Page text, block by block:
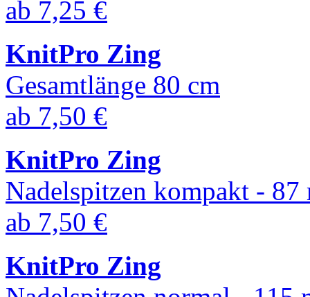
ab 7,25 €
KnitPro Zing
Gesamtlänge 80 cm
ab 7,50 €
KnitPro Zing
Nadelspitzen kompakt - 87
ab 7,50 €
KnitPro Zing